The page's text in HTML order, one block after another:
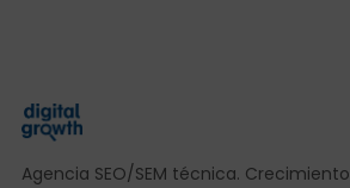
Agencia SEO/SEM técnica. Crecimiento